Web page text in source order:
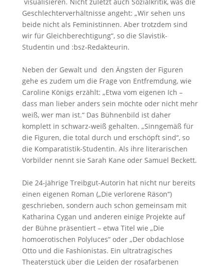
Geschlechterverhältnisse angeht: „Wir sehen uns
beide nicht als Feministinnen. Aber trotzdem sind
wir für Gleichberechtigung“, so die Slavistik-
Studentin und :bsz-Redakteurin.
Neben der Gewalt und den Ängsten der Figuren
gehe es zudem um die Frage von Entfremdung, wie
Caroline Königs erzählt: „Etwa vom eigenen Ich –
dass man lieber anders sein möchte oder nicht mehr
weiß, wer man ist.“ Das Bühnenbild ist daher
komplett in schwarz-weiß gehalten. „Sinngemäß für
die Figuren, die total durch und erschöpft sind“, so
die Komparatistik-Studentin. Als ihre literarischen
Vorbilder nennt sie Sarah Kane oder Samuel Beckett.
Die 24-jährige Treibgut-Autorin hat nicht nur bereits
einen eigenen Roman („Die verlorene Räson“)
geschrieben, sondern auch schon gemeinsam mit
Katharina Cygan und anderen einige Projekte auf
der Bühne präsentiert – etwa Titel wie „Die
homoerotischen Polyluces“ oder „Der obdachlose
Otto und die Fashionistas. Ein ultratragisches
Theaterstück über die Leiden der rosafarbenen